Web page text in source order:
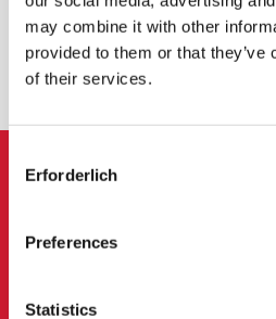
may combine it with other
provided to them or that
of their services.
Selection
Erforderlich
Preferences
Statistics
UMTAUSCH ODER RÜCKGABE
NEWSLETTER